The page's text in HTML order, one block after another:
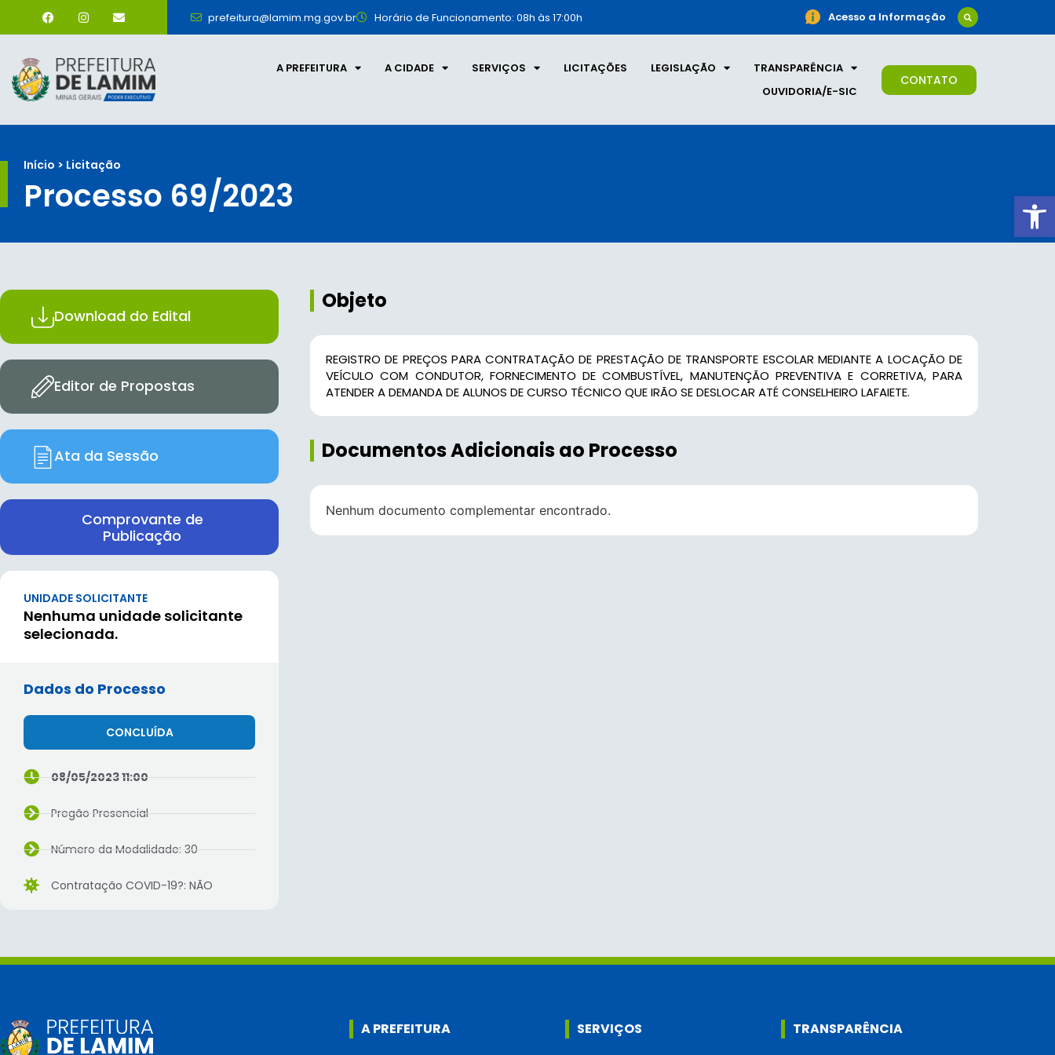
prefeitura@lamim.mg.gov.br Horário de Funcionamento: 08h às 17:00h Acesso a Informação
A PREFEITURA A CIDADE SERVIÇOS LICITAÇÕES LEGISLAÇÃO
TRANSPARÊNCIA
OUVIDORIA/E-SIC
CONTATO
Início > Licitação
Processo 69/2023
Download do Edital
Editor de Propostas
Ata da Sessão
Comprovante de
Publicação
UNIDADE SOLICITANTE
Nenhuma unidade solicitante
selecionada.
Dados do Processo
CONCLUÍDA
08/05/2023 11:00
Pregão Presencial
Número da Modalidade: 30
Contratação COVID-19?: NÃO
Objeto
REGISTRO DE PREÇOS PARA CONTRATAÇÃO DE PRESTAÇÃO DE TRANSPORTE ESCOLAR MEDIANTE A LOCAÇÃO DE
VEÍCULO COM CONDUTOR, FORNECIMENTO DE COMBUSTÍVEL, MANUTENÇÃO PREVENTIVA E CORRETIVA, PARA
ATENDER A DEMANDA DE ALUNOS DE CURSO TÉCNICO QUE IRÃO SE DESLOCAR ATÉ CONSELHEIRO LAFAIETE.
Documentos Adicionais ao Processo
Nenhum documento complementar encontrado.
A PREFEITURA SERVIÇOS TRANSPARÊNCIA